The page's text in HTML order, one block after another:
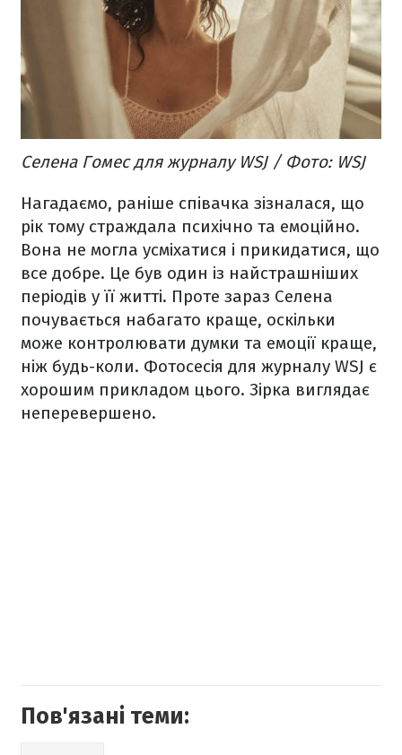
Селена Гомес для журналу WSJ / Фото: WSJ
Нагадаємо, раніше співачка зізналася, що
рік тому страждала психічно та емоційно.
Вона не могла усміхатися і прикидатися, що
все добре. Це був один із найстрашніших
періодів у її житті. Проте зараз Селена
почувається набагато краще, оскільки
може контролювати думки та емоції краще,
ніж будь-коли. Фотосесія для журналу WSJ є
хорошим прикладом цього. Зірка виглядає
неперевершено.
Пов'язані теми: